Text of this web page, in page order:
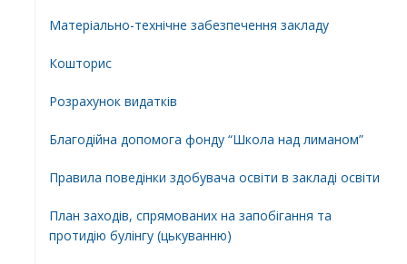
Матеріально-технічне забезпечення закладу
Кошторис
Розрахунок видатків
Благодійна допомога фонду “Школа над лиманом”
Правила поведінки здобувача освіти в закладі освіти
План заходів, спрямованих на запобігання та
протидію булінгу (цькуванню)